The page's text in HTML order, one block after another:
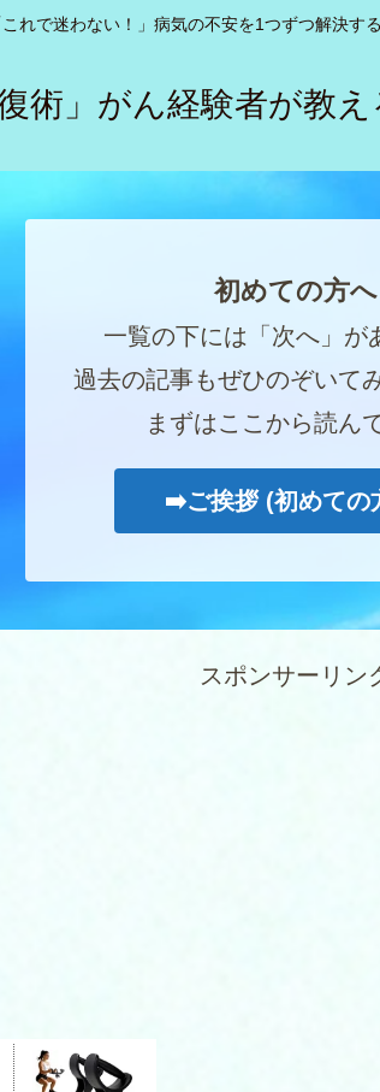
これで迷わない！」病気の不安を1つずつ解決す
術」がん経験者が教
初めての方へ
一覧の下には「次へ」が
過去の記事もぜひのぞいて
まずはここから読ん
➡️ご挨拶 (初めての
スポンサーリン